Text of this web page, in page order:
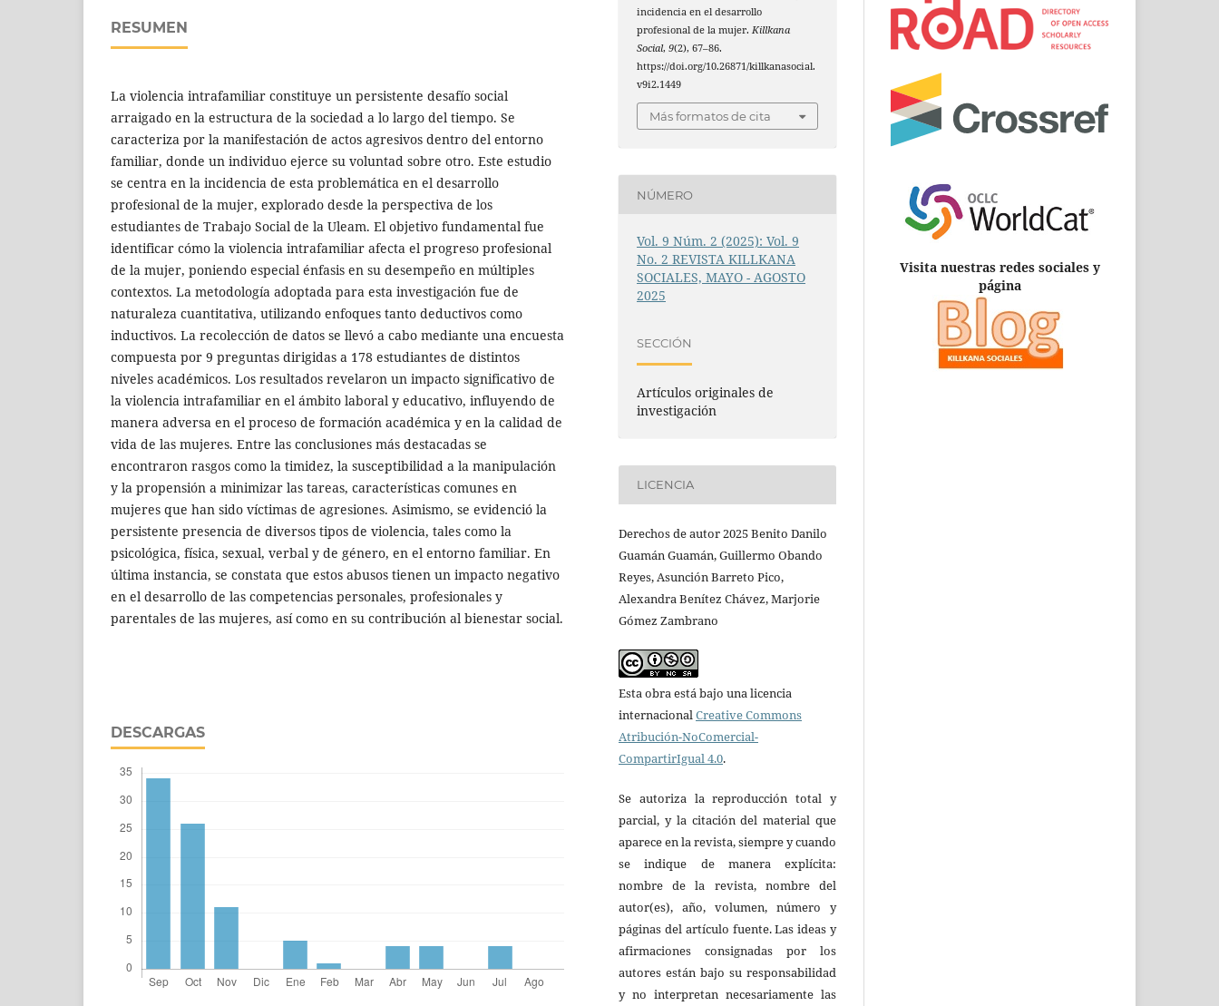
RESUMEN
La violencia intrafamiliar constituye un persistente desafío social
arraigado en la estructura de la sociedad a lo largo del tiempo. Se
caracteriza por la manifestación de actos agresivos dentro del entorno
familiar, donde un individuo ejerce su voluntad sobre otro. Este estudio
se centra en la incidencia de esta problemática en el desarrollo
profesional de la mujer, explorado desde la perspectiva de los
estudiantes de Trabajo Social de la Uleam. El objetivo fundamental fue
identificar cómo la violencia intrafamiliar afecta el progreso profesional
de la mujer, poniendo especial énfasis en su desempeño en múltiples
contextos. La metodología adoptada para esta investigación fue de
naturaleza cuantitativa, utilizando enfoques tanto deductivos como
inductivos. La recolección de datos se llevó a cabo mediante una encuesta
compuesta por 9 preguntas dirigidas a 178 estudiantes de distintos
niveles académicos. Los resultados revelaron un impacto significativo de
la violencia intrafamiliar en el ámbito laboral y educativo, influyendo de
manera adversa en el proceso de formación académica y en la calidad de
vida de las mujeres. Entre las conclusiones más destacadas se
encontraron rasgos como la timidez, la susceptibilidad a la manipulación
y la propensión a minimizar las tareas, características comunes en
mujeres que han sido víctimas de agresiones. Asimismo, se evidenció la
persistente presencia de diversos tipos de violencia, tales como la
psicológica, física, sexual, verbal y de género, en el entorno familiar. En
última instancia, se constata que estos abusos tienen un impacto negativo
en el desarrollo de las competencias personales, profesionales y
parentales de las mujeres, así como en su contribución al bienestar social.
DESCARGAS
incidencia en el desarrollo
profesional de la mujer.Killkana
Social,9(2), 67–86.
https://doi.org/10.26871/killkanasocial.
v9i2.1449
Más formatos de cita
NÚMERO
Vol. 9 Núm. 2 (2025): Vol. 9
No. 2 REVISTA KILLKANA
SOCIALES, MAYO - AGOSTO
2025
SECCIÓN
Artículos originales de
investigación
LICENCIA
Derechos de autor 2025 Benito Danilo
Guamán Guamán, Guillermo Obando
Reyes, Asunción Barreto Pico,
Alexandra Benítez Chávez, Marjorie
Gómez Zambrano
Esta obra está bajo una licencia
internacional Creative Commons
Atribución-NoComercial-
CompartirIgual 4.0.
Se autoriza la reproducción total y
parcial, y la citación del material que
aparece en la revista, siempre y cuando
se indique de manera explícita:
nombre de la revista, nombre del
autor(es), año, volumen, número y
páginas del artículo fuente. Las ideas y
afirmaciones consignadas por los
autores están bajo su responsabilidad
y no interpretan necesariamente las
Visita nuestras redes sociales y
página